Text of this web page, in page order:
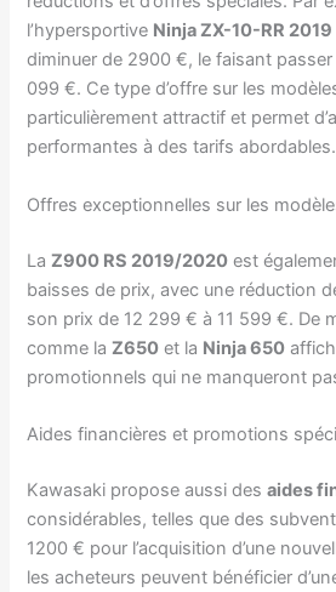
l’hypersportive Ninja ZX-10-RR 2019
diminuer de 2900 €, le faisant
099 €. Ce type d’offre sur les
particulièrement attractif et permet
performantes à des tarifs abordables.
Offres exceptionnelles sur les
LaZ900 RS 2019/2020 est
baisses de prix, avec une réduction
son prix de 12 299 € à 11 599 €. De
comme laZ650 et la Ninja 650
promotionnels qui ne manqueront
Aides financières et promotions
Kawasaki propose aussi desaides
considérables, telles que des
1200 € pour l’acquisition d’une
les acheteurs peuvent bénéficier